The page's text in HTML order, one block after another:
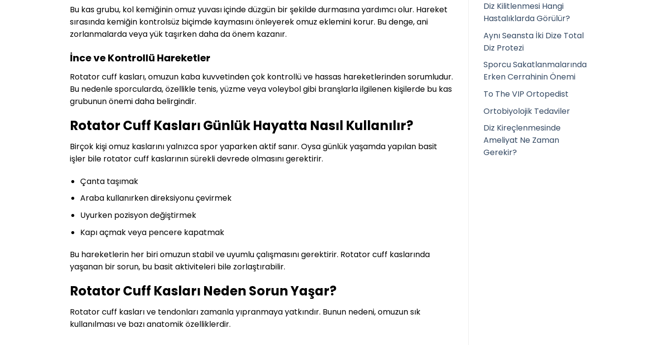
Bu kas grubu, kol kemiğinin omuz yuvası içinde düzgün bir şekilde durmasına yardımcı olur. Hareket
sırasında kemiğin kontrolsüz biçimde kaymasını önleyerek omuz eklemini korur. Bu denge, ani
zorlanmalarda veya yük taşırken daha da önem kazanır.
İnce ve Kontrollü Hareketler
Rotator cuff kasları, omuzun kaba kuvvetinden çok kontrollü ve hassas hareketlerinden sorumludur.
Bu nedenle sporcularda, özellikle tenis, yüzme veya voleybol gibi branşlarla ilgilenen kişilerde bu kas
grubunun önemi daha belirgindir.
Rotator Cuff Kasları Günlük Hayatta Nasıl Kullanılır?
Birçok kişi omuz kaslarını yalnızca spor yaparken aktif sanır. Oysa günlük yaşamda yapılan basit
işler bile rotator cuff kaslarının sürekli devrede olmasını gerektirir.
Çanta taşımak
Araba kullanırken direksiyonu çevirmek
Uyurken pozisyon değiştirmek
Kapı açmak veya pencere kapatmak
Bu hareketlerin her biri omuzun stabil ve uyumlu çalışmasını gerektirir. Rotator cuff kaslarında
yaşanan bir sorun, bu basit aktiviteleri bile zorlaştırabilir.
Rotator Cuff Kasları Neden Sorun Yaşar?
Rotator cuff kasları ve tendonları zamanla yıpranmaya yatkındır. Bunun nedeni, omuzun sık
kullanılması ve bazı anatomik özelliklerdir.
Diz Kilitlenmesi Hangi
Hastalıklarda Görülür?
Aynı Seansta İki Dize Total
Diz Protezi
Sporcu Sakatlanmalarında
Erken Cerrahinin Önemi
To The VIP Ortopedist
Ortobiyolojik Tedaviler
Diz Kireçlenmesinde
Ameliyat Ne Zaman
Gerekir?